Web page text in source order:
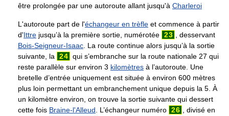
être prolongée par une autoroute allant jusqu'à Charleroi
L'autoroute part de l'échangeur en trèfle et commence à partir
d'Ittre jusqu’à la première sortie, numérotée 23 , desservant
Bois-Seigneur-Isaac. La route continue alors jusqu’à la sortie
suivante, la 24 qui s’embranche sur la route nationale 27 qui
reste parallèle sur environ 3 kilomètres à l’autoroute. Une
bretelle d’entrée uniquement est située à environ 600 mètres
plus loin permettant un embranchement unique depuis la 5. À
un kilomètre environ, on trouve la sortie suivante qui dessert
cette fois Braine-l'Alleud. L’échangeur numéro 26 , divisé en